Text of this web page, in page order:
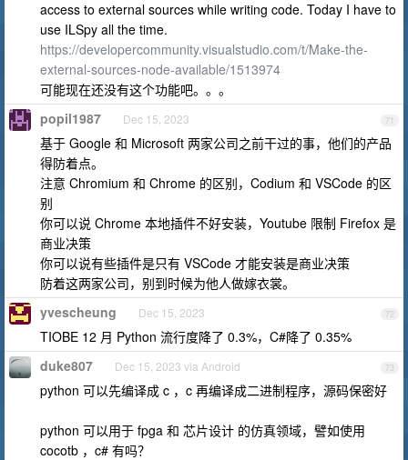
access to external sources while writing code. Today I have to
use ILSpy all the time.
https://developercommunity.visualstudio.com/t/Make-the-
external-sources-node-available/1513974
可能现在还没有这个功能吧。。。
71
popil1987 Dec 15, 2023
基于 Google 和 Microsoft 两家公司之前干过的事，他们的产品
得防着点。
注意 Chromium 和 Chrome 的区别，Codium 和 VSCode 的区
别
你可以说 Chrome 本地插件不好安装，Youtube 限制 Firefox 是
商业决策
你可以说有些插件是只有 VSCode 才能安装是商业决策
防着这两家公司，别到时候为他人做嫁衣裳。
72
yvescheung Dec 15, 2023
TIOBE 12 月 Python 流行度降了 0.3%，C#降了 0.35%
73
duke807 Dec 15, 2023 via Android
python 可以先编译成 c ，c 再编译成二进制程序，源码保密好
python 可以用于 fpga 和 芯片设计 的仿真领域，譬如使用
cocotb ，c# 有吗？